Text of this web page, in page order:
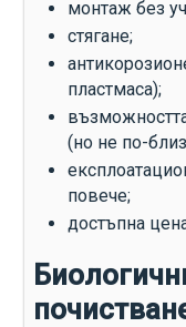
монтаж без
стягане;
пластмаса);
(но не по-
повече;
достъпна